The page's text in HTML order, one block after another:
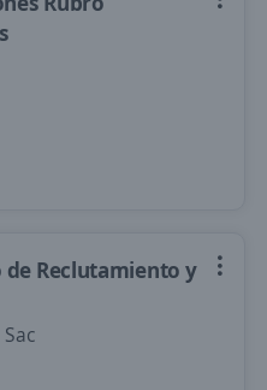
Reclutamiento y